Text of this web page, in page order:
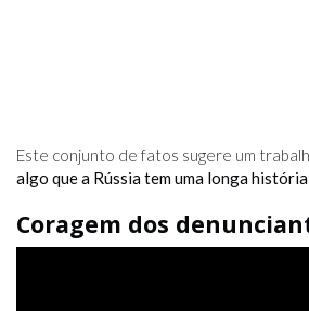
Este conjunto de fatos sugere um
algo que a Rússia tem uma longa
Coragem dos